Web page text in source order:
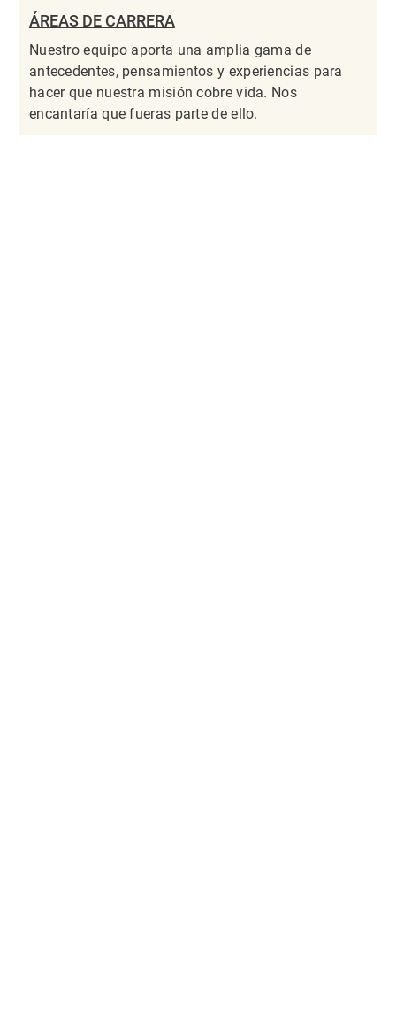
ÁREAS DE CARRERA
Nuestro equipo aporta una amplia gama de
antecedentes, pensamientos y experiencias para
hacer que nuestra misión cobre vida. Nos
encantaría que fueras parte de ello.